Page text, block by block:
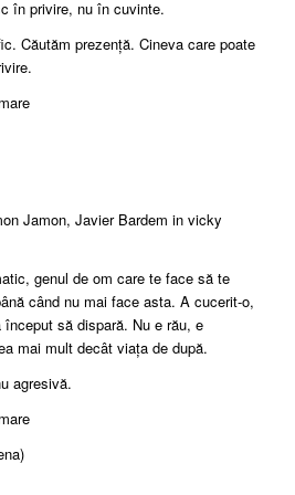
în privire, nu în cuvinte.
Căutăm prezență. Cineva care poate
Jamon, Javier Bardem in vicky
genul de om care te face să te
când nu mai face asta. A cucerit-o,
să dispară. Nu e rău, e
mai mult decât viața de după.
agresivă.